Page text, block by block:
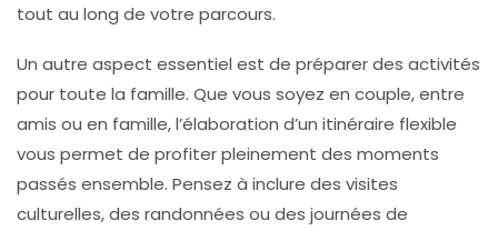
tout au long de votre parcours.
Un autre aspect essentiel est de préparer des activités
pour toute la famille. Que vous soyez en couple, entre
amis ou en famille, l’élaboration d’un itinéraire flexible
vous permet de profiter pleinement des moments
passés ensemble. Pensez à inclure des visites
culturelles, des randonnées ou des journées de